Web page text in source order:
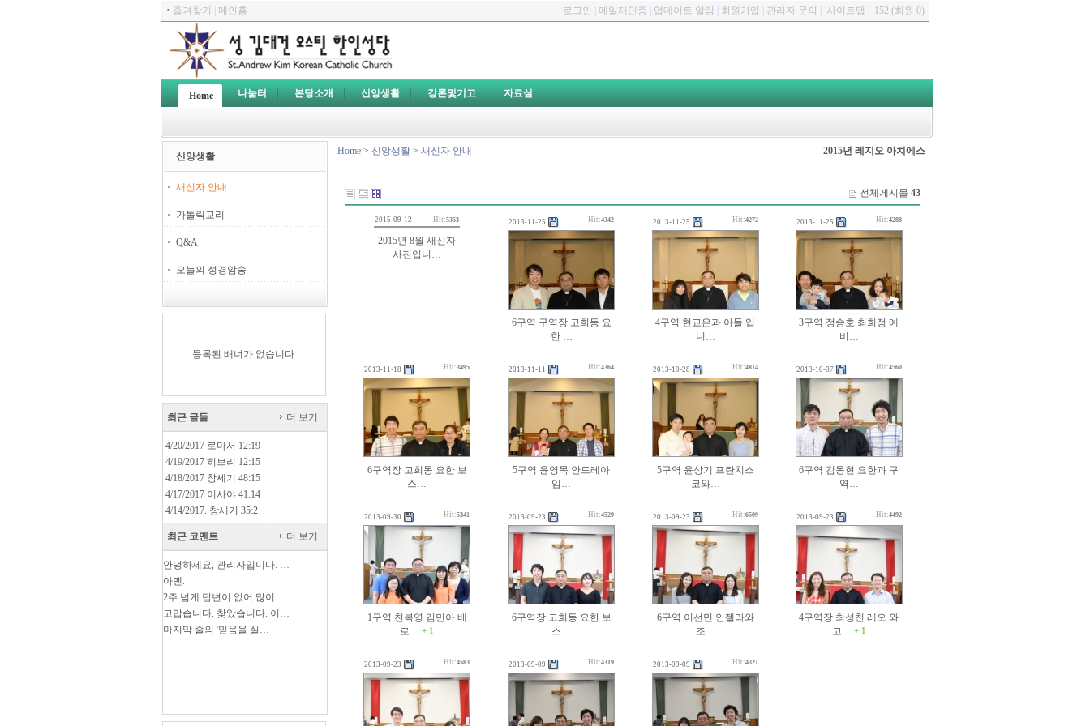
ㆍ 즐겨찾기 메인홈 로그인 메일재인증 업데이트 알림 회원가입 관리자 문의 사이트맵 152 (회원 0)
Home 나눔터 본당소개 신앙생활 강론및기고 자료실
신앙생활
새신자 안내
가톨릭교리
Q&A
오늘의 성경암송
등록된 배너가 없습니다.
최근 글들 더 보기
4/20/2017 로마서 12:19
4/19/2017 히브리 12:15
4/18/2017 창세기 48:15
4/17/2017 이사야 41:14
4/14/2017. 창세기 35:2
최근 코멘트 더 보기
안녕하세요, 관리자입니다. …
아멘.
2주 넘게 답변이 없어 많이 …
고맙습니다. 찾았습니다. 이…
마지막 줄의 '믿음을 실…
Home > 신앙생활 > 새신자 안내 2015년 레지오 아치에스
전체게시물 43
2015-09-12 Hit:5353
2015년 8월 새신자
사진입니…
2013-11-25 Hit:4342
6구역 구역장 고희동 요
한 …
2013-11-25 Hit:4272
4구역 현교은과 아들 입
니…
2013-11-25 Hit:4288
3구역 정승호 최희정 예
비…
2013-11-18 Hit:3495
6구역장 고희동 요한 보
스…
2013-11-11 Hit:4364
5구역 윤영목 안드레아
임…
2013-10-28 Hit:4814
5구역 윤상기 프란치스
코와…
2013-10-07 Hit:4560
6구역 김동현 요한과 구
역…
2013-09-30 Hit:5341
1구역 천복영 김민아 베
로… + 1
2013-09-23 Hit:4529
6구역장 고희동 요한 보
스…
2013-09-23 Hit:6509
6구역 이선민 안젤라와
조…
2013-09-23 Hit:4492
4구역장 최성천 레오 와
고… + 1
2013-09-23 Hit:4583 2013-09-09 Hit:4319 2013-09-09 Hit:4321